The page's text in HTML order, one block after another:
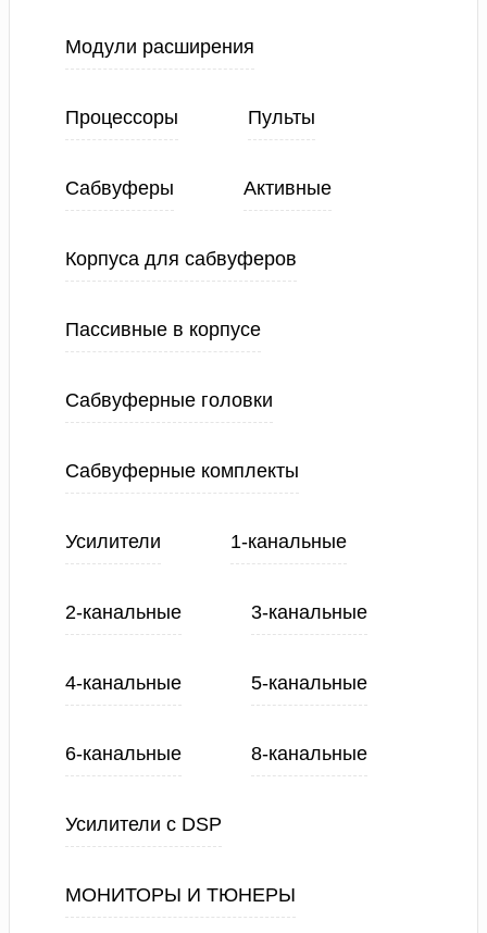
Модули расширения
Процессоры Пульты
Сабвуферы Активные
Корпуса для сабвуферов
Пассивные в корпусе
Сабвуферные головки
Сабвуферные комплекты
Усилители 1-канальные
2-канальные 3-канальные
4-канальные 5-канальные
6-канальные 8-канальные
Усилители с DSP
МОНИТОРЫ И ТЮНЕРЫ